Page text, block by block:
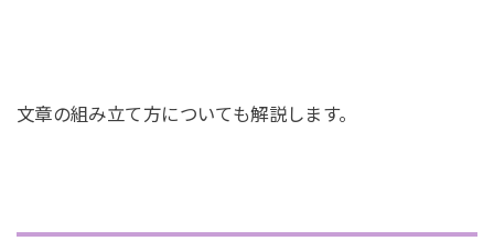
文章の組み立て方についても解説します。